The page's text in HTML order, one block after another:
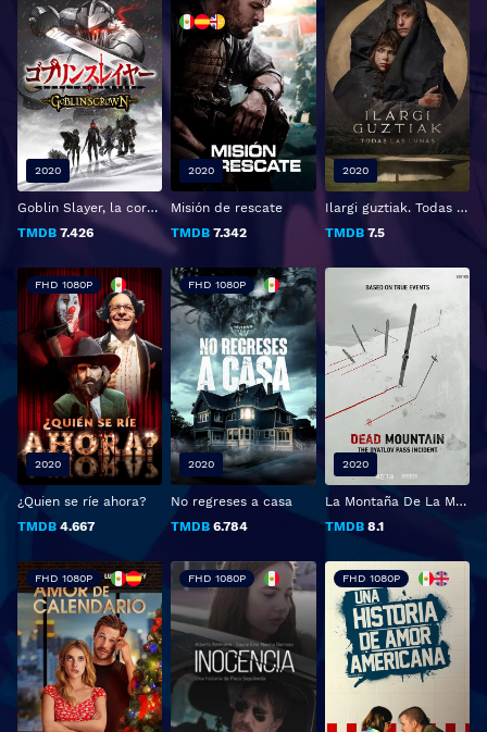
Goblin Slayer, la corona de Goblin
TMDB 7.426
2020
Misión de rescate
TMDB 7.342
2020
Ilargi guztiak. Todas las lunas
TMDB7.5
2020
¿Quien se ríe ahora?
TMDB 4.667
FHD 1080P
2020
No regreses a casa
TMDB 6.784
FHD 1080P
2020
La Montaña De La Muerte: El Incidente del Paso Dyatlov
TMDB8.1
2020
FHD 1080P FHD 1080P FHD 1080P